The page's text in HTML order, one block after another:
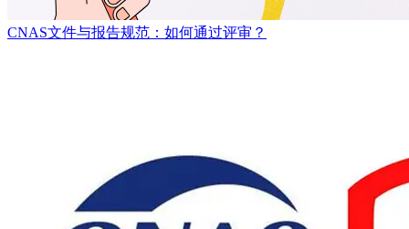
CNAS文件与报告规范：如何通过评审？